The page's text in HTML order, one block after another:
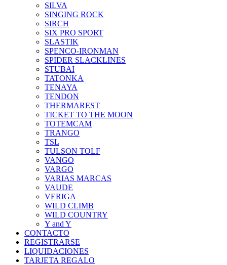
SILVA
SINGING ROCK
SIRCH
SIX PRO SPORT
SLASTIK
SPENCO-IRONMAN
SPIDER SLACKLINES
STUBAI
TATONKA
TENAYA
TENDON
THERMAREST
TICKET TO THE MOON
TOTEMCAM
TRANGO
TSL
TULSON TOLF
VANGO
VARGO
VARIAS MARCAS
VAUDE
VERIGA
WILD CLIMB
WILD COUNTRY
Y and Y
CONTACTO
REGISTRARSE
LIQUIDACIONES
TARJETA REGALO